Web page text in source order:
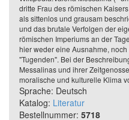
dritte Frau des römischen
als sittenlos und grausam
und das brutale Verfolgen der
römischen Imperiums an der
hier weder eine Ausnahme,
"Tugenden". Bei der
Messalinas und ihrer
moralische und kulturelle Klima
Sprache: Deutsch
Katalog: Literatur
Bestellnummer: 5718